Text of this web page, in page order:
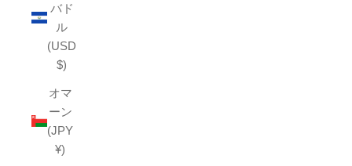
バド
ル
(USD
$)
オマ
ーン
(JPY
¥)